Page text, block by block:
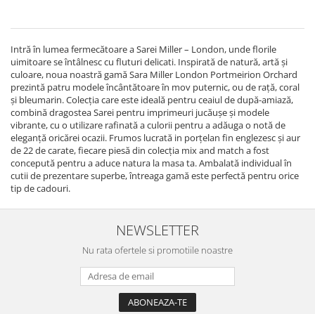
CELESTIAL PLATINUM
CORNUCOPIA
INTAGLIO
JASPER CONRAN GOLD
RENAISSANCE GOLD
ANTHEMION BLUE
BUTTERFLY BLOOM
OLD COUNTRY ROSES
PASHMINA
SIGNET PLATINUM
CHINOISERIE WHITE
JASPER CONRAN WHITE
Intră în lumea fermecătoare a Sarei Miller – London, unde florile
uimitoare se întâlnesc cu fluturi delicati. Inspirată de natură, artă și
culoare, noua noastră gamă Sara Miller London Portmeirion Orchard
prezintă patru modele încântătoare în mov puternic, ou de rață, coral
și bleumarin. Colecția care este ideală pentru ceaiul de după-amiază,
combină dragostea Sarei pentru imprimeuri jucăușe și modele
vibrante, cu o utilizare rafinată a culorii pentru a adăuga o notă de
eleganță oricărei ocazii. Frumos lucrată in porțelan fin englezesc și aur
de 22 de carate, fiecare piesă din colecția mix and match a fost
concepută pentru a aduce natura la masa ta. Ambalată individual în
cutii de prezentare superbe, întreaga gamă este perfectă pentru orice
tip de cadouri.
NEWSLETTER
Nu rata ofertele si promotiile noastre